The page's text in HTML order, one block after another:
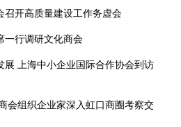
召开高质量建设工作务虚会
一行调研文化商会
展 上海中小企业国际合作协会到访
会组织企业家深入虹口商圈考察交